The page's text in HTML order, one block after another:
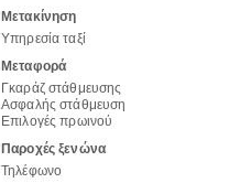
Μετακίνηση
Υπηρεσία ταξί
Μεταφορά
Γκαράζ στάθμευσης
Ασφαλής στάθμευση
Επιλογές πρωινού
Παροχές ξενώνα
Τηλέφωνο